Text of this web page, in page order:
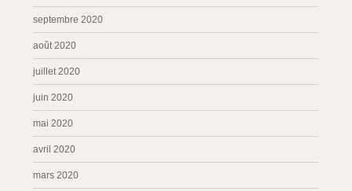
septembre 2020
août 2020
juillet 2020
juin 2020
mai 2020
avril 2020
mars 2020